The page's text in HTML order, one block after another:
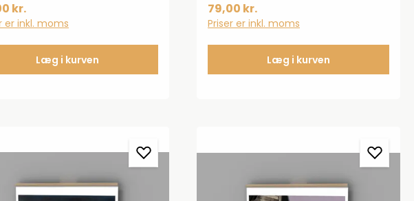
kr.
er inkl. moms
Læg i kurven
79,00 kr.
Priser er inkl. moms
Læg i kurven